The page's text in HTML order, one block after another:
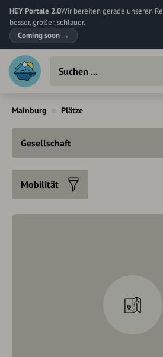
HEY Portale 2.0Wir bereiten gerade unseren
besser, größer, schlauer.
Coming soon →
Mainburg Plätze
Gesellschaft
Mobilität